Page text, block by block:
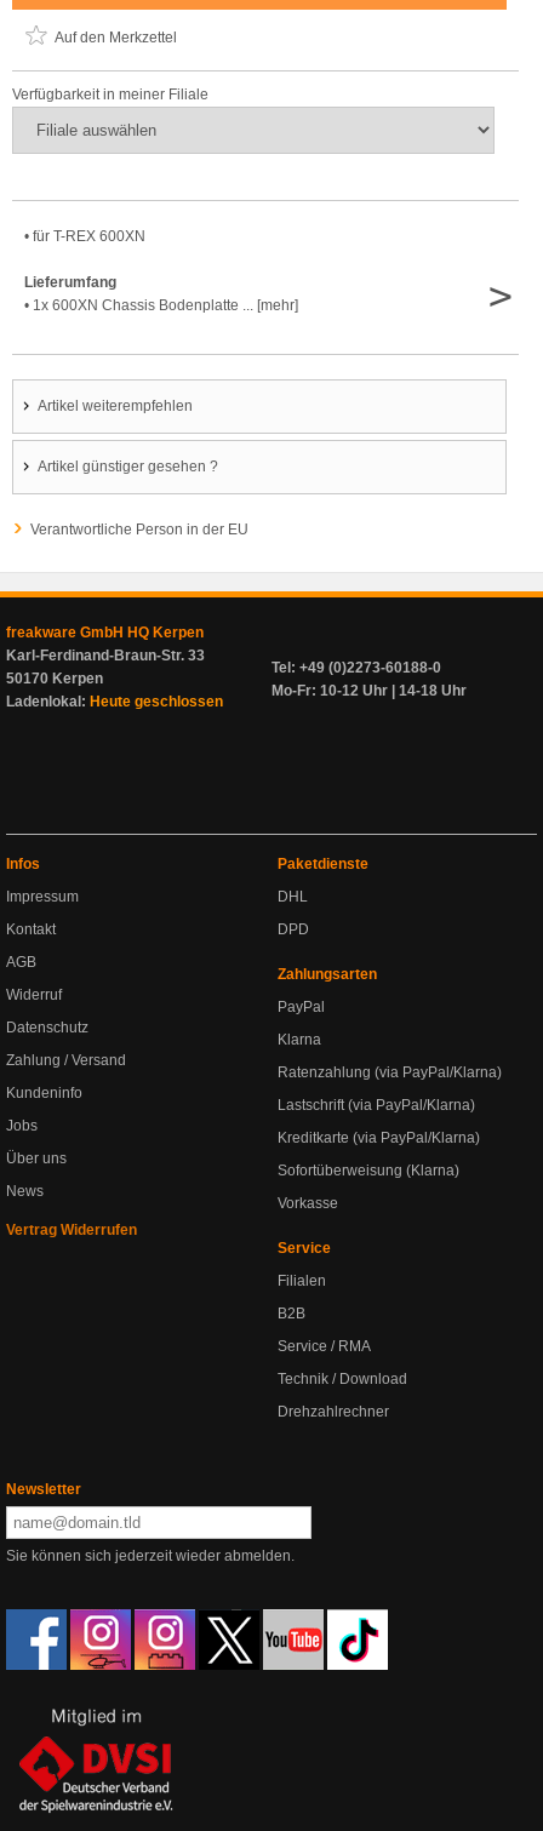
Auf den Merkzettel
Verfügbarkeit in meiner Filiale
• für T-REX 600XN
Lieferumfang
• 1x 600XN Chassis Bodenplatte ... [mehr]
>
Artikel weiterempfehlen
Artikel günstiger gesehen ?
Verantwortliche Person in der EU
freakware GmbH HQ Kerpen
Karl-Ferdinand-Braun-Str. 33
50170 Kerpen
Ladenlokal: Heute geschlossen
Tel: +49 (0)2273-60188-0
Mo-Fr: 10-12 Uhr | 14-18 Uhr
Infos
Impressum
Kontakt
AGB
Widerruf
Datenschutz
Zahlung / Versand
Kundeninfo
Jobs
Über uns
News
Vertrag Widerrufen
Paketdienste
DHL
DPD
Zahlungsarten
PayPal
Klarna
Ratenzahlung (via PayPal/Klarna)
Lastschrift (via PayPal/Klarna)
Kreditkarte (via PayPal/Klarna)
Sofortüberweisung (Klarna)
Vorkasse
Service
Filialen
B2B
Service / RMA
Technik / Download
Drehzahlrechner
Newsletter
Sie können sich jederzeit wieder abmelden.